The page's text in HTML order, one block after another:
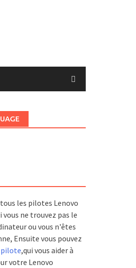
les pilotes Lenovo
ne trouvez pas le
ou vous n'êtes
Ensuite vous pouvez
,qui vous aider à
votre Lenovo